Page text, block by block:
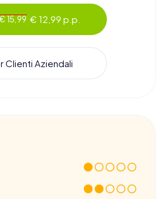
15,99 € 12,99 p.p.
Clienti Aziendali